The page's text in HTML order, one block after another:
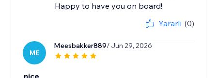
Happy to have you on board!
Yararlı (0)
ME
Meesbakker889/ Jun 29, 2026